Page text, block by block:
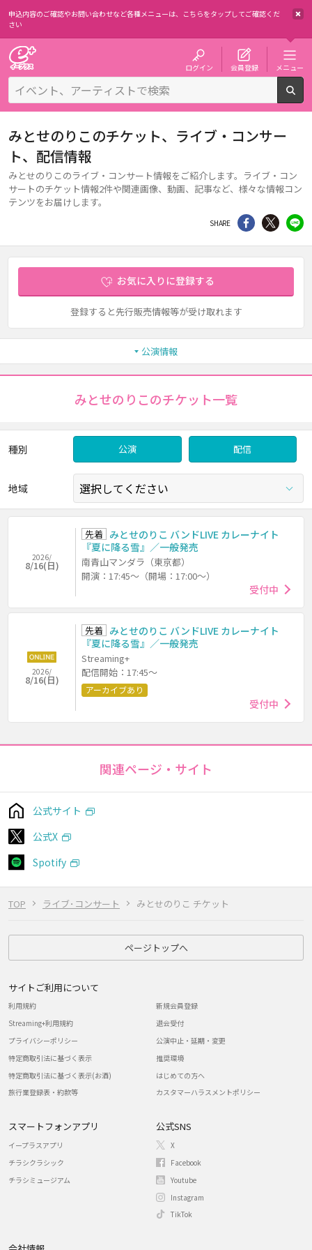
申込内容のご確認やお問い合わせなど各種メニューは、 こちらをタップしてご確認くだ
さい
ログイン 会員登録 メニュー
TOP ライブ･コンサート みとせのりこ チケット
みとせのりこのチケット、ライブ・コンサー
ト、配信情報
みとせのりこのライブ・コンサート情報をご紹介します。ライブ・コン
サートのチケット情報2件や関連画像、動画、記事など、様々な情報コン
テンツをお届けします。
SHARE シェア Twitter
お気に入りに登録する
登録すると先行販売情報等が受け取れます
公演情報
みとせのりこのチケット一覧
種別 公演 配信
地域
2026/
8/16(日)
先着 みとせのりこ バンドLIVE カレーナイト
『夏に降る雪』／一般発売
南青山マンダラ（東京都）
開演：17:45～（開場：17:00～）
受付中
2026/
8/16(日)
先着 みとせのりこ バンドLIVE カレーナイト
『夏に降る雪』／一般発売
Streaming+
配信開始：17:45～
アーカイブあり
受付中
関連ページ・サイト
公式サイト
公式X
Spotify
ページトップへ
サイトご利用について
利用規約
Streaming+利用規約
プライバシーポリシー
特定商取引法に基づく表示
特定商取引法に基づく表示(お酒)
旅行業登録表・約款等
新規会員登録
退会受付
公演中止・延期・変更
推奨環境
はじめての方へ
カスタマーハラスメントポリシー
スマートフォンアプリ
イープラスアプリ
チラシクラシック
チラシミュージアム
公式SNS
X
Facebook
Youtube
Instagram
TikTok